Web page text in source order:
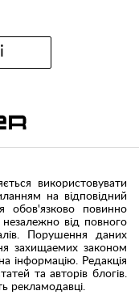
використовувати
на відповідний
обов'язково повинно
від повного
Порушення даних
захищаемих законом
інформацію. Редакція
та авторів блогів.
рекламодавці.